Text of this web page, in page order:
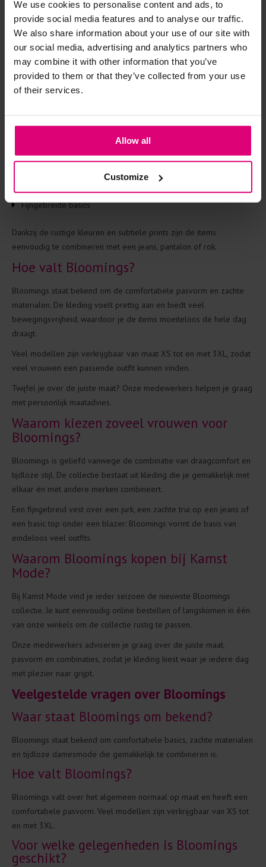
We use cookies to personalise content and ads, to
provide social media features and to analyse our traffic.
We also share information about your use of our site with
our social media, advertising and analytics partners who
may combine it with other information that you’ve
provided to them or that they’ve collected from your use
of their services.
Allow all
Customize
Waar staat Bloomings om bekend?
Bloomings ontwerpt kleding voor vrouwen die houden van
eenvoud, kwaliteit en comfort. De collectie bestaat uit tijdloze
modellen die gemakkelijk te combineren zijn en daardoor
jarenlang favoriet blijven.
Truien
Fijngebreide basics
Dankzij de rustige kleuren en subtiele prints zijn de items
eenvoudig te combineren met een jeans, pantalon of rok.
Hoe valt Bloomings?
Bloomings staat bekend om de comfortabele pasvorm en zachte
materialen. De kleding voelt prettig aan en biedt veel
bewegingsvrijheid, waardoor je de items moeiteloos de hele dag
draagt.
Veel modellen zijn verkrijgbaar van maat XS tot en met 3XL, zodat
veel vrouwen een passende outfit kunnen vinden.
Twijfel je over de juiste maat? Onze medewerkers helpen je graag
met persoonlijk maatadvies.
Waarom kiezen zoveel vrouwen voor
Bloomings?
Bloomings is geliefd vanwege de combinatie van draagcomfort en
tijdloze stijl. De collectie bestaat uit kleding die je gemakkelijk met
elkaar én met andere merken combineert.
Een fijngebreid vest over een jurk, een zachte trui op een jeans of
een basic top onder een blazer: Bloomings vormt de basis van
eindeloos veel outfits.
Waarom Bloomings kopen bij Kamst
Mode?
Bij Kamst Mode vind je ieder seizoen de nieuwste Bloomings
collectie. Je kunt eenvoudig online bestellen of langskomen in één
van onze winkels om de collectie rustig te passen.
Onze medewerkers adviseren je graag over de juiste maat,
pasvorm en combinaties, zodat je kleding kiest waar je iedere dag
met plezier naar grijpt.
Veelgestelde vragen over Bloomings
Waar staat Bloomings om bekend?
Bloomings staat bekend om comfortabele basics, zachte materialen
en tijdloze damesmode die gemakkelijk te combineren is.
Hoe valt Bloomings?
Bloomings valt over het algemeen normaal op maat en heeft een
comfortabele pasvorm. Veel modellen zijn verkrijgbaar van XS tot
en met 3XL.
Voor welke gelegenheden is Bloomings
geschikt?